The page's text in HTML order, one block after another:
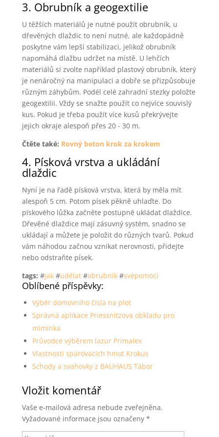
3. Obrubník a geogextilie
U těžších materiálů je nutné použít obrubník, u
dřevěných dlaždic to není nutné, ale každopádně
poskytne vám lepší stabilizaci, jelikož obrubník
napomáhá dlažbu udržet na místě. U lehčích
materiálů si zvolte například plastový obrubník, který
je nenáročný na manipulaci a dobře se přizpůsobuje
různým záhybům. Podél celé zahradní stezky položte
geogextilii. Vždy se snažte použít co nejvíce souvislý
kus. Pokud je třeba použít více kusů překrývejte
jejich okraje alespoň přes 20 - 30 m.
Čtěte také: Rovný beton krok za krokem
4. Písková vrstva a ukládání
dlaždic
Nyní je na řadě písková vrstva, která by měla mít
alespoň 5 cm. Potom písek pěkně uhlaďte. Do
pískového lůžka začněte postupně ukládat dlaždice.
Dřevěné dlaždice mají zásuvný systém, snadno se
ukládají a můžete je položit do různých tvarů. Pokud
vám náhodou začnou vznikat nerovnosti, přidejte
nebo odstraňte písek.
tags: #jak#udělat#obrubník#svépomocí
Oblíbené příspěvky:
Výběr domovního čísla na plot
Správná aplikace Priessnitzova obkladu pro
miminka
Průvodce výběrem lazur Primalex
Vlastnosti spárovacích hmot Krokus
Schody a svahovky z BAUHAUS Tábor
Vložit komentář
Vaše e-mailová adresa nebude zveřejněna.
Vyžadované informace jsou označeny *